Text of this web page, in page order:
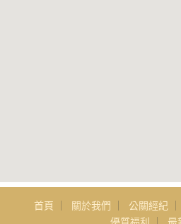
首頁 關於我們 公關經紀